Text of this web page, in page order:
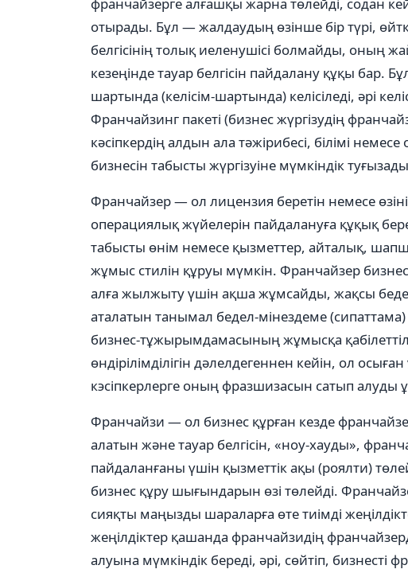
отырады. Бұл — жалдаудың өзінше бір түрі,
белгісінің толық иеленушісі болмайды, оның
кезеңінде тауар белгісін пайдалану құқы
шартында (келісім-шартында) келісіледі, әрі
Франчайзинг пакеті (бизнес жүргізудің
кәсіпкердің алдын ала тәжірибесі, білімі
бизнесін табысты жүргізуіне мүмкіндік
Франчайзер — ол лицензия беретін немесе
операциялық жүйелерін пайдалануға құқық
табысты өнім немесе қызметтер, айталық,
жұмыс стилін құруы мүмкін. Франчайзер
алға жылжыту үшін ақша жұмсайды, жақсы
аталатын танымал бедел-мінездеме
бизнес-тұжырымдамасының жұмысқа
өндірілімділігін дәлелдегеннен кейін, ол
кэсіпкерлерге оның фразшизасын сатып алуды
Франчайзи — ол бизнес құрған кезде
алатын және тауар белгісін, «ноу-хауды»,
пайдаланғаны үшін қызметтік ақы (роялти)
бизнес құру шығындарын өзі төлейді.
сияқты маңызды шараларға өте тиімді
жеңілдіктер қашанда франчайзидің
алуына мүмкіндік береді, әрі, сөйтіп, бизнесті